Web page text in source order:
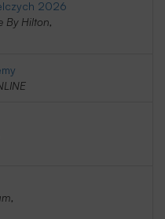
2026
By Hilton,